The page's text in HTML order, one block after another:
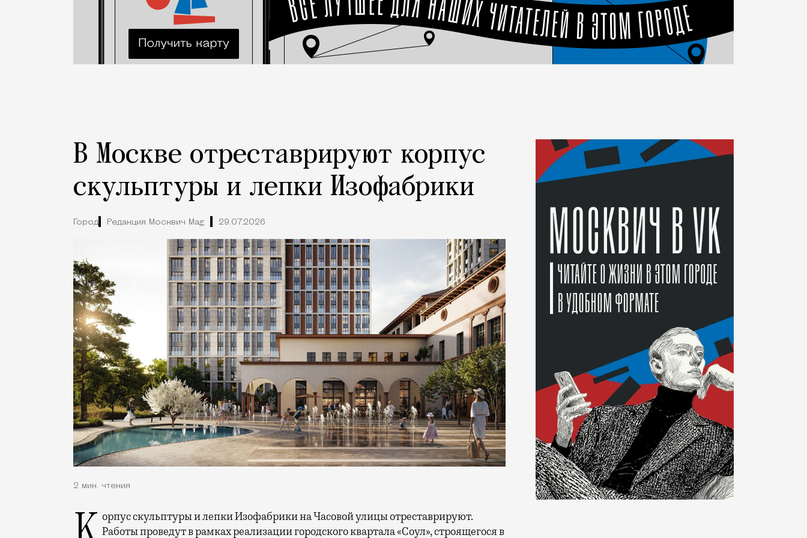
В Москве отреставрируют корпус
скульптуры и лепки Изофабрики
Город Редакция Москвич Mag 29.07.2026
2 мин. чтения
Работы проведут в рамках реализации городского квартала «Соул», строящегося в